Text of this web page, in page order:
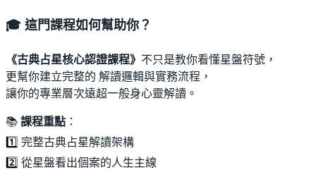
🎓 這門課程如何幫助你？
《古典占星核心認證課程》 不只是教你看懂星盤符號，
更幫你建立完整的 解讀邏輯與實務流程，
讓你的專業層次遠超一般身心靈解讀。
📚 課程重點 ：
1️⃣ 完整古典占星解讀架構
2️⃣ 從星盤看出個案的人生主線